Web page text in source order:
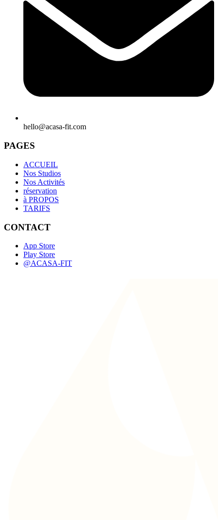
hello@acasa-fit.com
PAGES
ACCUEIL
Nos Studios
Nos Activités
réservation
à PROPOS
TARIFS
CONTACT
App Store
Play Store
@ACASA-FIT